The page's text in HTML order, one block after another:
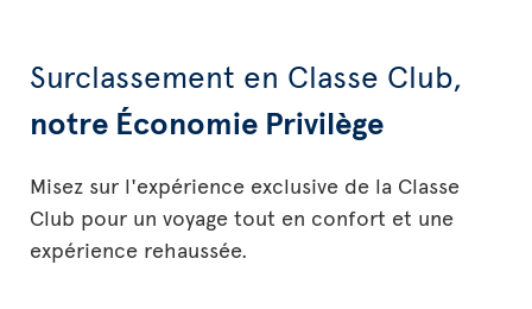
Surclassement en Classe Club,
notre Économie Privilège
Misez sur l'expérience exclusive de la Classe
Club pour un voyage tout en confort et une
expérience rehaussée.